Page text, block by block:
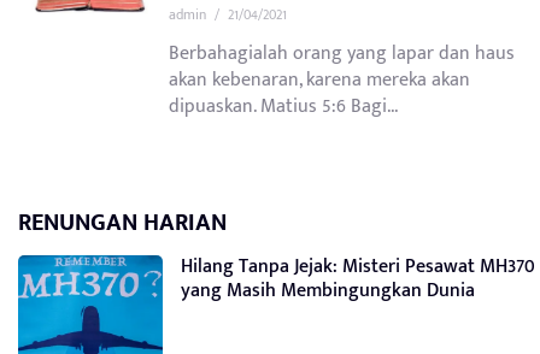
admin / 21/04/2021
Berbahagialah orang yang lapar dan haus
akan kebenaran, karena mereka akan
dipuaskan. Matius 5:6 Bagi...
RENUNGAN HARIAN
Hilang Tanpa Jejak: Misteri Pesawat MH370
yang Masih Membingungkan Dunia